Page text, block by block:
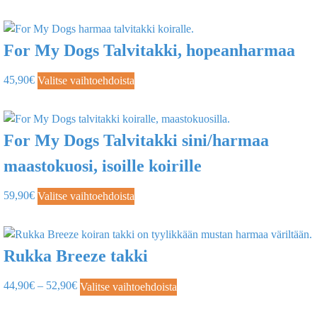
For My Dogs Talvitakki, hopeanharmaa
45,90€ Valitse vaihtoehdoista
For My Dogs Talvitakki sini/harmaa
maastokuosi, isoille koirille
59,90€ Valitse vaihtoehdoista
Rukka Breeze takki
44,90€ – 52,90€ Valitse vaihtoehdoista